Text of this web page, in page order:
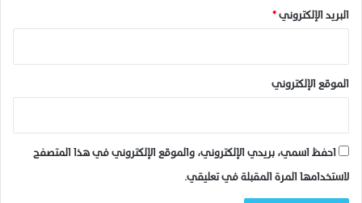
البريد الإلكتروني *
الموقع الإلكتروني
احفظ اسمي، بريدي الإلكتروني، والموقع الإلكتروني في هذا المتصفح
لاستخدامها المرة المقبلة في تعليقي.